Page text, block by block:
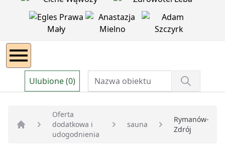
Ulubione (0)
Strona główna
Oferta
dodatkowa i
udogodnienia
sauna
Rymanów-
Zdrój